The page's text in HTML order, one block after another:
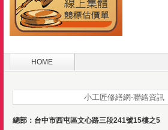
HOME
小工匠修繕網-聯絡資訊
總部：台中市西屯區文心路三段241號15樓之5